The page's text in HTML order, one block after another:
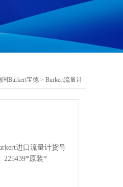
国Burkert宝德 > Burkert流量计